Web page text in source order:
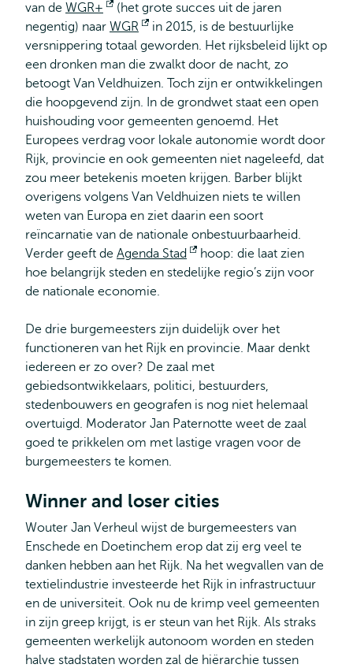
van de WGR+
Opent
extern
(het grote succes uit de jaren
negentig) naar WGR
Opent
extern
in 2015, is de bestuurlijke
versnippering totaal geworden. Het rijksbeleid lijkt op
een dronken man die zwalkt door de nacht, zo
betoogt Van Veldhuizen. Toch zijn er ontwikkelingen
die hoopgevend zijn. In de grondwet staat een open
huishouding voor gemeenten genoemd. Het
Europees verdrag voor lokale autonomie wordt door
Rijk, provincie en ook gemeenten niet nageleefd, dat
zou meer betekenis moeten krijgen. Barber blijkt
overigens volgens Van Veldhuizen niets te willen
weten van Europa en ziet daarin een soort
reïncarnatie van de nationale onbestuurbaarheid.
Verder geeft de Agenda Stad
Opent
extern
hoop: die laat zien
hoe belangrijk steden en stedelijke regio’s zijn voor
de nationale economie.
De drie burgemeesters zijn duidelijk over het
functioneren van het Rijk en provincie. Maar denkt
iedereen er zo over? De zaal met
gebiedsontwikkelaars, politici, bestuurders,
stedenbouwers en geografen is nog niet helemaal
overtuigd. Moderator Jan Paternotte weet de zaal
goed te prikkelen om met lastige vragen voor de
burgemeesters te komen.
Winner and loser cities
Wouter Jan Verheul wijst de burgemeesters van
Enschede en Doetinchem erop dat zij erg veel te
danken hebben aan het Rijk. Na het wegvallen van de
textielindustrie investeerde het Rijk in infrastructuur
en de universiteit. Ook nu de krimp veel gemeenten
in zijn greep krijgt, is er steun van het Rijk. Als straks
gemeenten werkelijk autonoom worden en steden
halve stadstaten worden zal de hiërarchie tussen